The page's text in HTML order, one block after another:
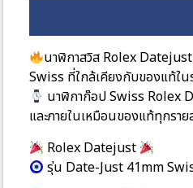
นาฬิกาสวิส Rolex Datejust
Swiss ที่ใกล้เคียงกับของแท้ใน
นาฬิกาก๊อป Swiss Rolex
และภายในเหมือนของแท้ทุกรา
Rolex Datejust
รุ่น Date-Just 41mm